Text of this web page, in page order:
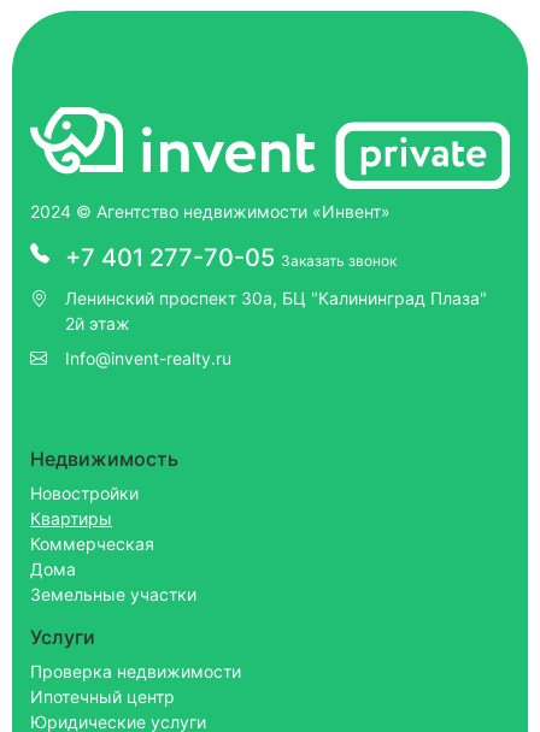
2024 © Агентство недвижимости «Инвент»
+7 401 277-70-05 Заказать звонок
Ленинский проспект 30а, БЦ "Калининград Плаза"
2й этаж
Info@invent-realty.ru
Недвижимость
Новостройки
Квартиры
Коммерческая
Дома
Земельные участки
Услуги
Проверка недвижимости
Ипотечный центр
Юридические услуги